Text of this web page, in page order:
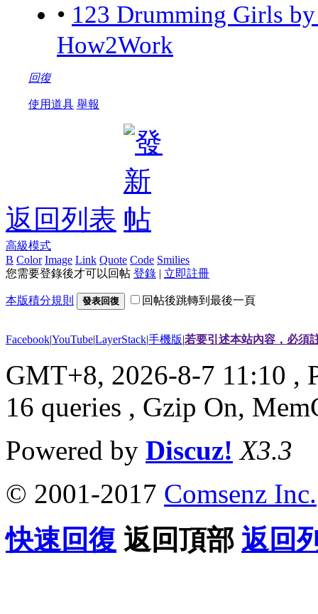
• 123 Drumming Girls
How2Work
回復
使用道具 舉報
返回列表
高級模式
B Color Image Link Quote Code Smilies
您需要登錄後才可以回帖 登錄 | 立即註冊
本版積分規則 發表回復 回帖後跳轉到最後一頁
Facebook|YouTube|LayerStack|手機版|若要引述本站內容，必須
GMT+8, 2026-8-7 11:10 ,
16 queries , Gzip On,
Powered by Discuz! X3.3
© 2001-2017 Comsenz Inc.
快速回復 返回頂部 返回